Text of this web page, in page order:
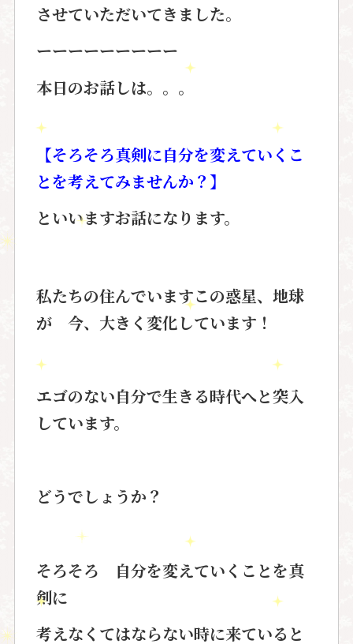
させていただいてきました。
ーーーーーーーーー
本日のお話しは。。。
【そろそろ真剣に自分を変えていくこ
とを考えてみませんか？】
といいますお話になります。
私たちの住んでいますこの惑星、地球
が 今、大きく変化しています！
エゴのない自分で生きる時代へと突入
しています。
どうでしょうか？
そろそろ 自分を変えていくことを真
剣に
考えなくてはならない時に来ていると